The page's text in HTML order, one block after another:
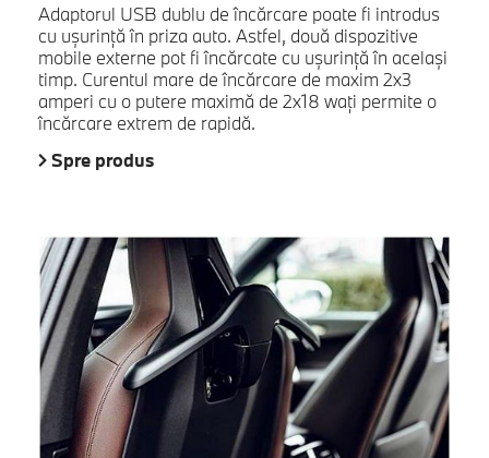
Adaptorul USB dublu de încărcare poate fi introdus
cu uşurinţă în priza auto. Astfel, două dispozitive
mobile externe pot fi încărcate cu uşurinţă în acelaşi
timp. Curentul mare de încărcare de maxim 2x3
amperi cu o putere maximă de 2x18 waţi permite o
încărcare extrem de rapidă.
Spre produs